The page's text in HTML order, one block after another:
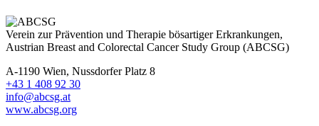
Verein zur Prävention und Therapie bösartiger Erkrankungen,
Austrian Breast and Colorectal Cancer Study Group (ABCSG)
A-1190 Wien, Nussdorfer Platz 8
+43 1 408 92 30
info@abcsg.at
www.abcsg.org